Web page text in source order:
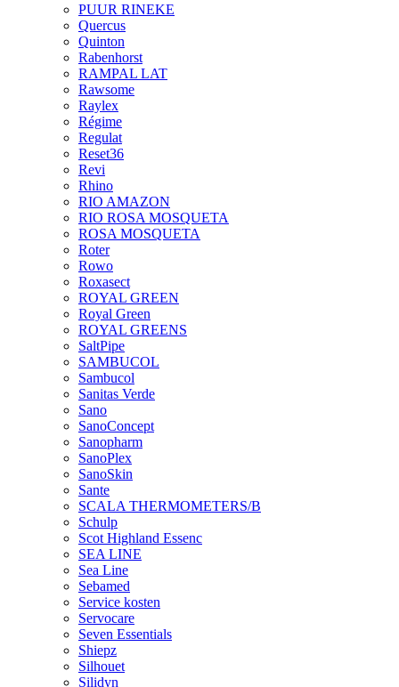
PUUR RINEKE
Quercus
Quinton
Rabenhorst
RAMPAL LAT
Rawsome
Raylex
Régime
Regulat
Reset36
Revi
Rhino
RIO AMAZON
RIO ROSA MOSQUETA
ROSA MOSQUETA
Roter
Rowo
Roxasect
ROYAL GREEN
Royal Green
ROYAL GREENS
SaltPipe
SAMBUCOL
Sambucol
Sanitas Verde
Sano
SanoConcept
Sanopharm
SanoPlex
SanoSkin
Sante
SCALA THERMOMETERS/B
Schulp
Scot Highland Essenc
SEA LINE
Sea Line
Sebamed
Service kosten
Servocare
Seven Essentials
Shiepz
Silhouet
Silidyn